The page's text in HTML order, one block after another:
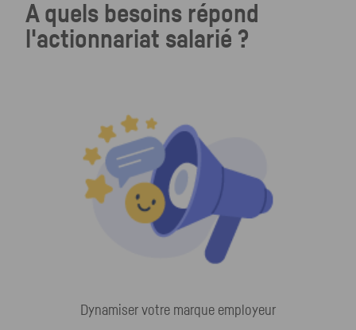
A quels besoins répond
l'actionnariat salarié ?
Dynamiser votre marque employeur